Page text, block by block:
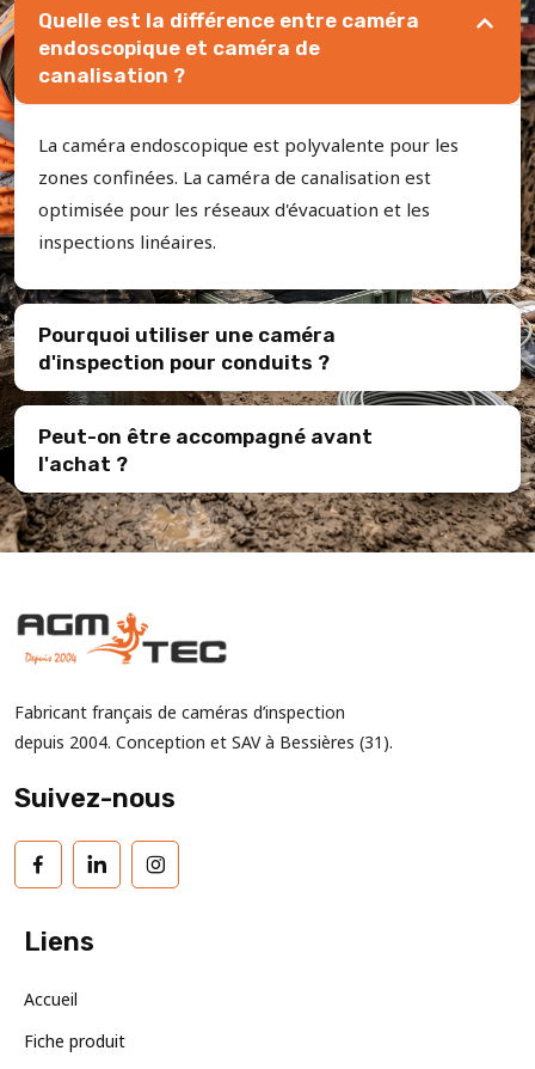
Quelle est la différence entre caméra
endoscopique et caméra de
canalisation ?
La caméra endoscopique est polyvalente pour les
zones confinées. La caméra de canalisation est
optimisée pour les réseaux d'évacuation et les
inspections linéaires.
Pourquoi utiliser une caméra
d'inspection pour conduits ?
Peut-on être accompagné avant
l'achat ?
Fabricant français de caméras d’inspection
depuis 2004. Conception et SAV à Bessières (31).
Suivez-nous
Liens
Accueil
Fiche produit